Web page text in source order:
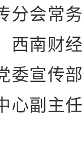
会常务
西南财
委宣传
心副主